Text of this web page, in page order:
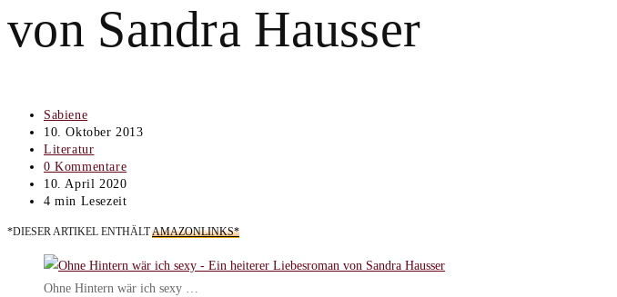
von Sandra Hausser
Beitrags-
Autor:
Sabiene
Beitrag
veröffentlicht:
10. Oktober 2013
Beitrags-
Kategorie:
Literatur
Beitrags-
Kommentare:
0 Kommentare
Beitrag
zuletzt
am:
10. April 2020
Lesedauer:
4 min Lesezeit
*DIESER ARTIKEL ENTHÄLTAMAZONLINKS*
Ohne Hintern wär ich sexy …